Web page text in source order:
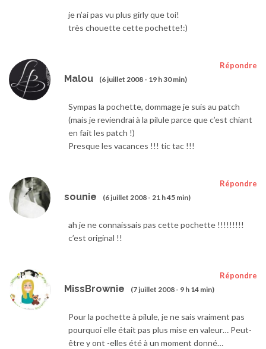
je n’ai pas vu plus girly que toi!
très chouette cette pochette!:)
Malou (6 juillet 2008 - 19 h 30 min)
Répondre
Sympas la pochette, dommage je suis au patch
(mais je reviendrai à la pilule parce que c’est chiant
en fait les patch !)
Presque les vacances !!! tic tac !!!
sounie (6 juillet 2008 - 21 h 45 min)
Répondre
ah je ne connaissais pas cette pochette !!!!!!!!!
c’est original !!
MissBrownie (7 juillet 2008 - 9 h 14 min)
Répondre
Pour la pochette à pilule, je ne sais vraiment pas
pourquoi elle était pas plus mise en valeur… Peut-
être y ont -elles été à un moment donné…